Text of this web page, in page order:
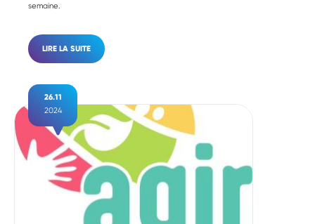
semaine.
LIRE LA SUITE
26.11
2024